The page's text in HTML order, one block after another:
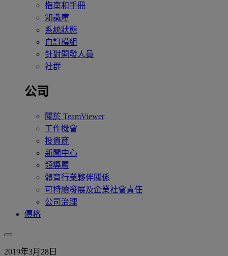
指南和手冊
知識庫
系統狀態
自訂模組
針對開發人員
社群
公司
關於 TeamViewer
工作機會
投資商
新聞中心
領導層
體育行業夥伴關係
可持續發展及企業社會責任
公司治理
價格
2019年3月28日